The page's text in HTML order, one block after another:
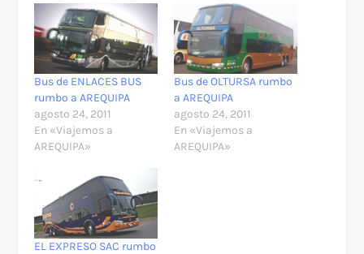
Bus de ENLACES BUS
rumbo a AREQUIPA
agosto 24, 2011
En «Viajemos a
AREQUIPA»
Bus de OLTURSA rumbo
a AREQUIPA
agosto 24, 2011
En «Viajemos a
AREQUIPA»
EL EXPRESO SAC rumbo